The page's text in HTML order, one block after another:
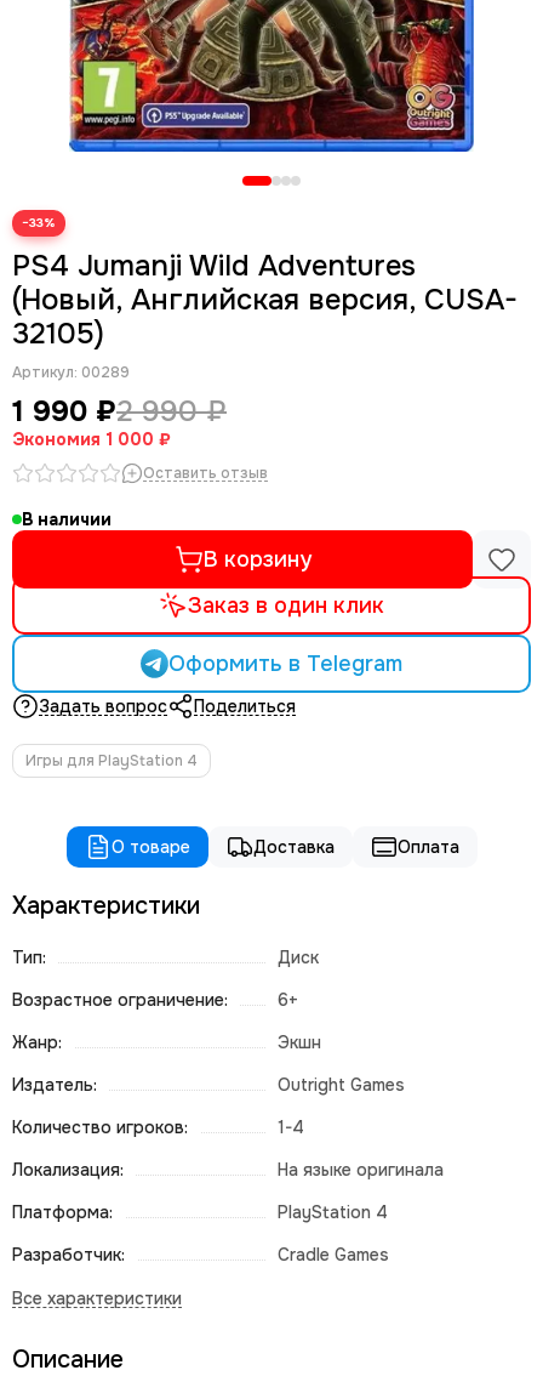
−33%
PS4 Jumanji Wild Adventures
(Новый, Английская версия, CUSA-
32105)
Артикул: 00289
1 990 ₽2 990 ₽
Экономия 1 000 ₽
Оставить отзыв
В наличии
В корзину
Заказ в один клик
Оформить в Telegram
Задать вопрос Поделиться
Игры для PlayStation 4
О товаре Доставка Оплата
Характеристики
Тип:
Диск
Возрастное ограничение:
6+
Жанр:
Экшн
Издатель:
Outright Games
Количество игроков:
1-4
Локализация:
На языке оригинала
Платформа:
PlayStation 4
Разработчик:
Cradle Games
Описание